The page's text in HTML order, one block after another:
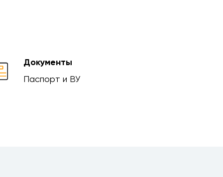
Документы
Паспорт и ВУ